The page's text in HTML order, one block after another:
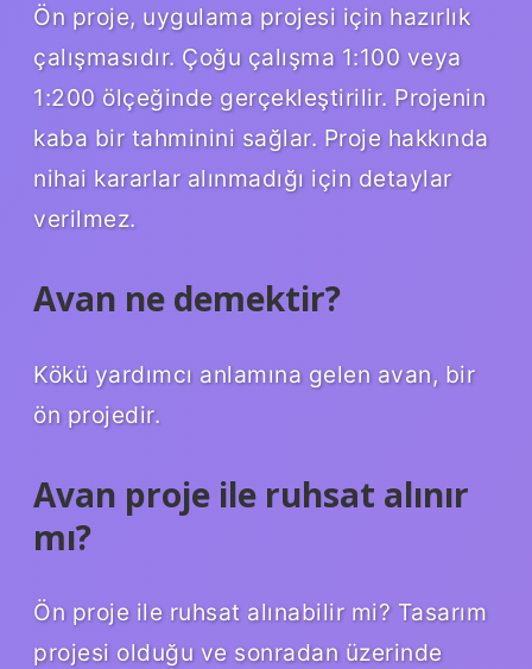
Ön proje, uygulama projesi için hazırlık
çalışmasıdır. Çoğu çalışma 1:100 veya
1:200 ölçeğinde gerçekleştirilir. Projenin
kaba bir tahminini sağlar. Proje hakkında
nihai kararlar alınmadığı için detaylar
verilmez.
Avan ne demektir?
Kökü yardımcı anlamına gelen avan, bir
ön projedir.
Avan proje ile ruhsat alınır
mı?
Ön proje ile ruhsat alınabilir mi? Tasarım
projesi olduğu ve sonradan üzerinde